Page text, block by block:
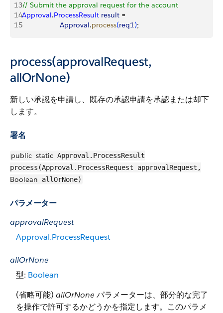
13// Submit the approval request for the account
14Approval.ProcessResult result =
15
                   Approval
.process(req1);
process(approvalRequest,
allOrNone)
新しい承認を申請し、既存の承認申請を承認または却下
します。
署名
public static Approval.ProcessResult
process(Approval.ProcessRequest approvalRequest,
Boolean allOrNone)
パラメーター
approvalRequest
Approval.ProcessRequest
allOrNone
型: Boolean
(省略可能) allOrNone パラメーターは、部分的な完了
を操作で許可するかどうかを指定します。このパラメ